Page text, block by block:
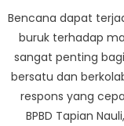
Bencana dapat
buruk terhadap
sangat penting
bersatu dan
respons yang
BPBD Tapian